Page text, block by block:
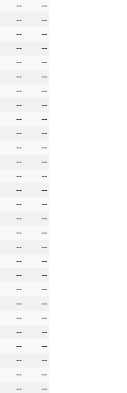
--
--
--
--
--
--
--
--
--
--
--
--
--
--
--
--
--
--
--
--
--
--
--
--
--
--
--
--
--
--
--
--
--
--
--
--
--
--
--
--
--
--
--
--
--
--
--
--
--
--
--
--
--
--
-- --